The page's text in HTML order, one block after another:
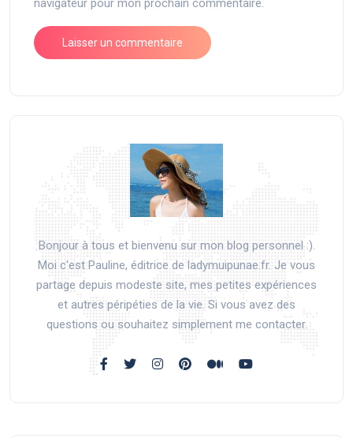
navigateur pour mon prochain commentaire.
Bonjour à tous et bienvenu sur mon blog personnel :).
Moi c'est Pauline, éditrice de ladymuipunae.fr. Je vous
partage depuis modeste site, mes petites expériences
et autres péripéties de la vie. Si vous avez des
questions ou souhaitez simplement me contacter.